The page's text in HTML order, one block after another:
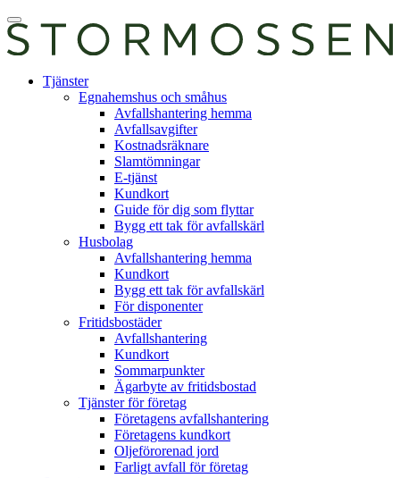
Skip
to
content
Öppna
huvudmeny
tjänst
Tjänster
Egnahemshus och småhus
Avfallshantering hemma
Avfallsavgifter
Kostnadsräknare
Slamtömningar
E-tjänst
Kundkort
Guide för dig som flyttar
Bygg ett tak för avfallskärl
Husbolag
Avfallshantering hemma
Kundkort
Bygg ett tak för avfallskärl
För disponenter
Fritidsbostäder
Avfallshantering
Kundkort
Sommarpunkter
Ägarbyte av fritidsbostad
Tjänster för företag
Företagens avfallshantering
Företagens kundkort
Oljeförorenad jord
Farligt avfall för företag